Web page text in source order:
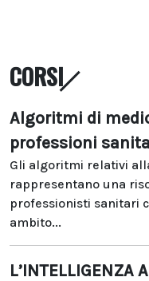
CORSI
Algoritmi di
professioni
Gli algoritmi relativi
rappresentano una
professionisti sanitari
ambito...
L’INTELLIGENZA